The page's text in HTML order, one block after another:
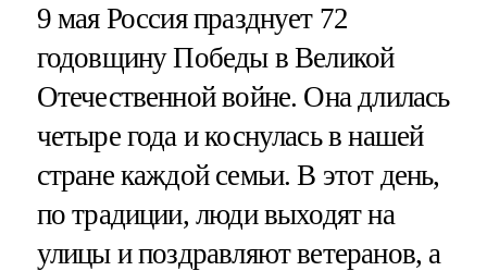
9 мая Россия празднует 72
годовщину Победы в Великой
Отечественной войне. Она длилась
четыре года и коснулась в нашей
стране каждой семьи. В этот день,
по традиции, люди выходят на
улицы и поздравляют ветеранов, а